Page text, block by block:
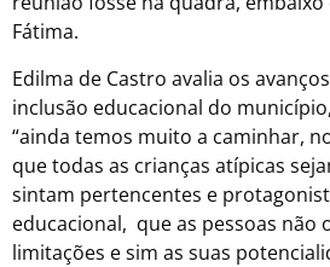
Fátima.
Edilma de Castro avalia os
inclusão educacional do
“ainda temos muito a caminhar,
que todas as crianças atípicas
sintam pertencentes e
educacional, que as pessoas não
limitações e sim as suas